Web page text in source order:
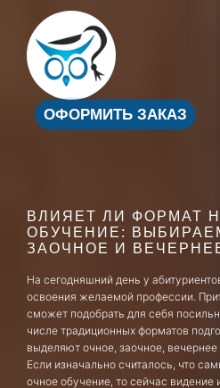
ОФОРМИТЬ ЗАКАЗ
ВЛИЯЕТ ЛИ ФОРМАТ
ОБУЧЕНИЕ:
ЗАОЧНОЕ И
На сегодняшний день у
освоения желаемой профессии.
сможет подобрать для себя
числе традиционных форматов
выделяют очное, заочное,
Если изначально считалось, что
очное обучение, то сейчас видение